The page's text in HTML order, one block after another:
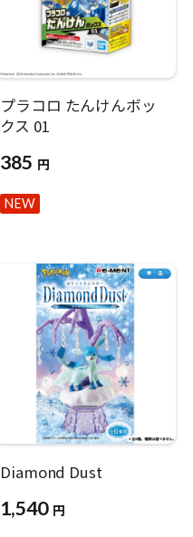
プラコロ たんけんボッ
クス 01
385 円
NEW
Diamond Dust
1,540 円